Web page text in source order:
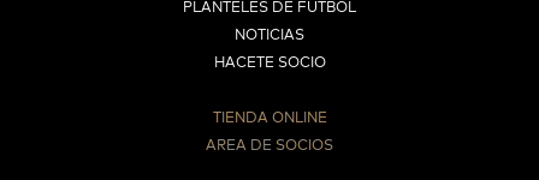
PLANTELES DE FUTBOL
NOTICIAS
HACETE SOCIO
TIENDA ONLINE
AREA DE SOCIOS